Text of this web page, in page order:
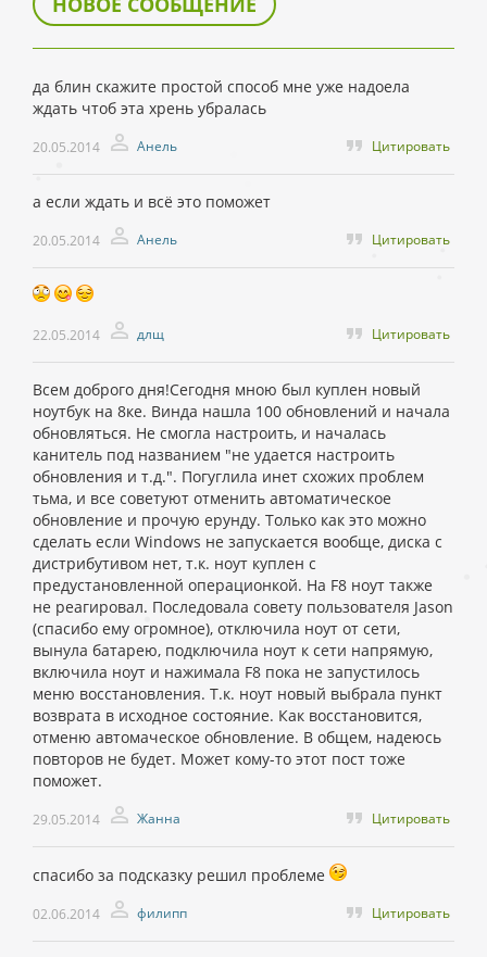
да блин скажите простой способ мне уже надоела
ждать чтоб эта хрень убралась
20.05.2014 Анель Цитировать
а если ждать и всё это поможет
20.05.2014 Анель Цитировать
22.05.2014 длщ Цитировать
Всем доброго дня!Сегодня мною был куплен новый
ноутбук на 8ке. Винда нашла 100 обновлений и начала
обновляться. Не смогла настроить, и началась
канитель под названием "не удается настроить
обновления и т.д.". Погуглила инет схожих проблем
тьма, и все советуют отменить автоматическое
обновление и прочую ерунду. Только как это можно
сделать если Windows не запускается вообще, диска с
дистрибутивом нет, т.к. ноут куплен с
предустановленной операционкой. На F8 ноут также
не реагировал. Последовала совету пользователя Jason
(спасибо ему огромное), отключила ноут от сети,
вынула батарею, подключила ноут к сети напрямую,
включила ноут и нажимала F8 пока не запустилось
меню восстановления. Т.к. ноут новый выбрала пункт
возврата в исходное состояние. Как восстановится,
отменю автомаческое обновление. В общем, надеюсь
повторов не будет. Может кому-то этот пост тоже
поможет.
29.05.2014 Жанна Цитировать
спасибо за подсказку решил проблемe
02.06.2014 филипп Цитировать